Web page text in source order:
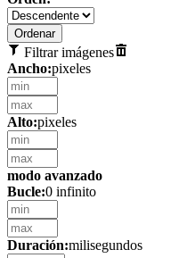
Filtrar imágenes
Ancho:pixeles
Alto:pixeles
modo avanzado
Bucle:0 infinito
Duración:milisegundos